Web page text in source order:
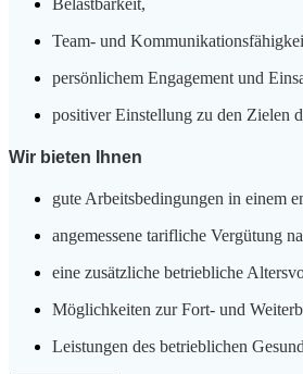
Team- und
persönlichem Engagement und
positiver Einstellung zu den Zielen
Wir bieten Ihnen
gute Arbeitsbedingungen in einem
angemessene tarifliche Vergütung
eine zusätzliche betriebliche
Möglichkeiten zur Fort- und
Leistungen des betrieblichen